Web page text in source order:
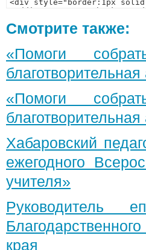
Смотрите также:
«Помоги
«Помоги
Хабаровский
ежегодного
учителя»
Руководитель
края